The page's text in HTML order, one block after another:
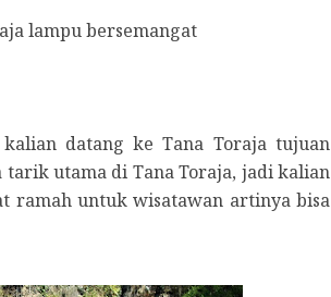
lampu bersemangat
datang ke Tana Toraja tujuan
utama di Tana Toraja, jadi kalian
ramah untuk wisatawan artinya bisa